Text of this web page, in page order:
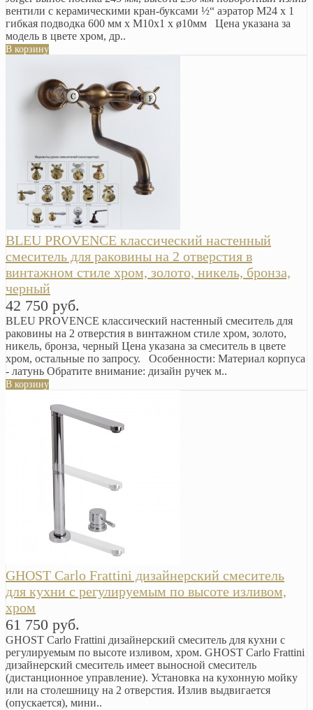
вентили с керамическими кран-буксами ½“ аэратор M24 x 1
гибкая подводка 600 мм х М10х1 х ø10мм Цена указана за
модель в цвете хром, др..
В корзину
BLEU PROVENCE классический настенный
смеситель для раковины на 2 отверстия в
винтажном стиле хром, золото, никель, бронза,
черный
42 750 руб.
BLEU PROVENCE классический настенный смеситель для
раковины на 2 отверстия в винтажном стиле хром, золото,
никель, бронза, черный Цена указана за смеситель в цвете
хром, остальные по запросу. Особенности: Материал корпуса
- латунь Обратите внимание: дизайн ручек м..
В корзину
GHOST Carlo Frattini дизайнерский смеситель
для кухни с регулируемым по высоте изливом,
хром
61 750 руб.
GHOST Carlo Frattini дизайнерский смеситель для кухни с
регулируемым по высоте изливом, хром. GHOST Carlo Frattini
дизайнерский смеситель имеет выносной смеситель
(дистанционное управление). Установка на кухонную мойку
или на столешницу на 2 отверстия. Излив выдвигается
(опускается), мини..